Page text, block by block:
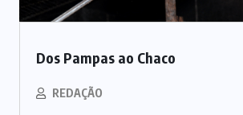
Dos Pampas ao Chaco
REDAÇÃO